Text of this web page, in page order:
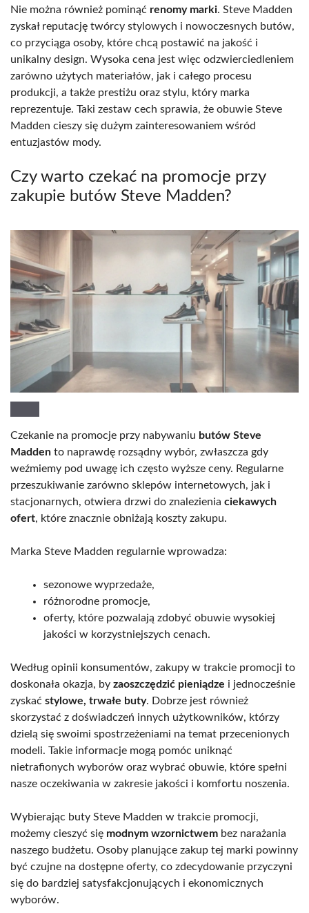
Nie można również pominąć renomy marki. Steve Madden
zyskał reputację twórcy stylowych i nowoczesnych butów,
co przyciąga osoby, które chcą postawić na jakość i
unikalny design. Wysoka cena jest więc odzwierciedleniem
zarówno użytych materiałów, jak i całego procesu
produkcji, a także prestiżu oraz stylu, który marka
reprezentuje. Taki zestaw cech sprawia, że obuwie Steve
Madden cieszy się dużym zainteresowaniem wśród
entuzjastów mody.
Czy warto czekać na promocje przy
zakupie butów Steve Madden?
Czekanie na promocje przy nabywaniu butów Steve
Madden to naprawdę rozsądny wybór, zwłaszcza gdy
weźmiemy pod uwagę ich często wyższe ceny. Regularne
przeszukiwanie zarówno sklepów internetowych, jak i
stacjonarnych, otwiera drzwi do znalezienia ciekawych
ofert, które znacznie obniżają koszty zakupu.
Marka Steve Madden regularnie wprowadza:
sezonowe wyprzedaże,
różnorodne promocje,
oferty, które pozwalają zdobyć obuwie wysokiej
jakości w korzystniejszych cenach.
Według opinii konsumentów, zakupy w trakcie promocji to
doskonała okazja, by zaoszczędzić pieniądze i jednocześnie
zyskać stylowe, trwałe buty. Dobrze jest również
skorzystać z doświadczeń innych użytkowników, którzy
dzielą się swoimi spostrzeżeniami na temat przecenionych
modeli. Takie informacje mogą pomóc uniknąć
nietrafionych wyborów oraz wybrać obuwie, które spełni
nasze oczekiwania w zakresie jakości i komfortu noszenia.
Wybierając buty Steve Madden w trakcie promocji,
możemy cieszyć się modnym wzornictwem bez narażania
naszego budżetu. Osoby planujące zakup tej marki powinny
być czujne na dostępne oferty, co zdecydowanie przyczyni
się do bardziej satysfakcjonujących i ekonomicznych
wyborów.